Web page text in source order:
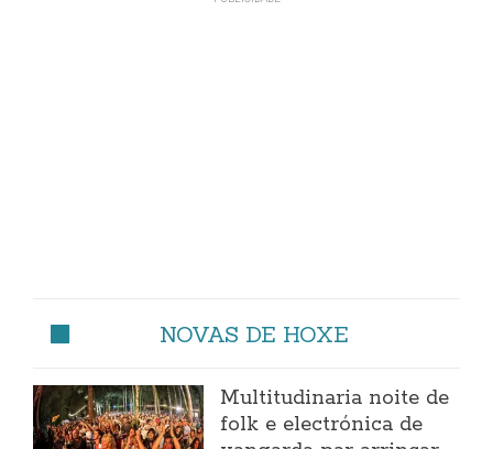
NOVAS DE HOXE
Multitudinaria noite de
folk e electrónica de